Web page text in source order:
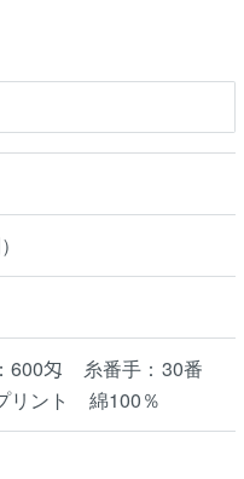
600匁 糸番手：30番
リント 綿100％